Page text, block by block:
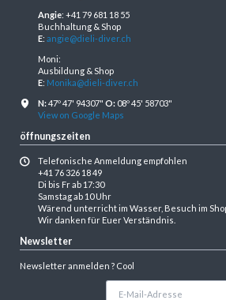
Angie: +41 79 681 18 55
Buchhaltung & Shop
E: angie@dieli-diver.ch
Moni:
Ausbildung & Shop
E: Monika@dieli-diver.ch
N:47º 47' 94307" O:08º 45' 58703"
View on Google Maps
öffnungszeiten
Telefonische Anmeldung empfohlen
+41 76 326 18 49
Di bis Fr ab 17:30
Samstag ab 10 Uhr
Wärend unterricht im Wasser, Besuch im
Wir danken für Euer Verständnis.
Newsletter
Newsletter anmelden ? Cool